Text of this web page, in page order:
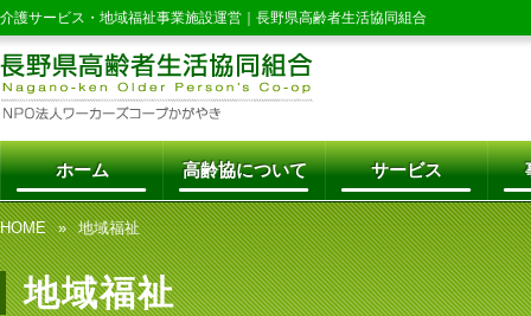
介護サービス・地域福祉事業施設運営｜ 長野県高齢者生活協同組合
ホーム 高齢協について サービス
HOME 地域福祉
地域福祉